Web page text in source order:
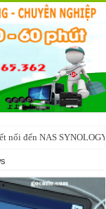
OMV, CASA